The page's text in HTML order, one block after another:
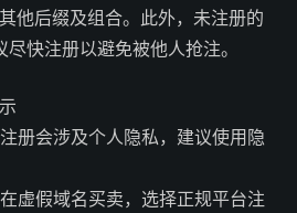
他后缀及组合。此外，未注册的
快注册以避免被他人抢注。
册会涉及个人隐私，建议使用隐
虚假域名买卖，选择正规平台注